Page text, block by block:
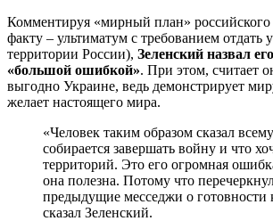
Комментируя «мирный план» российского
факту – ультиматум с требованием отдать
территории России), Зеленский назвал
«большой ошибкой». При этом, считает
выгодно Украине, ведь демонстрирует
желает настоящего мира.
«Человек таким образом сказал
собирается завершать войну и что
территорий. Это его огромная
она полезна. Потому что
предыдущие месседжи о
сказал Зеленский.